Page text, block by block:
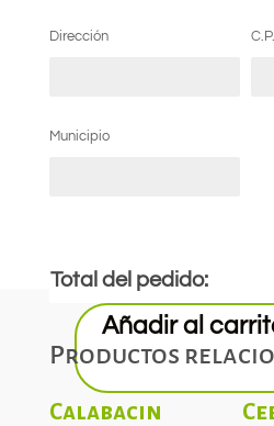
Dirección C.P.
Municipio
Total del pedido:
Añadir al
Productos
Calabacin